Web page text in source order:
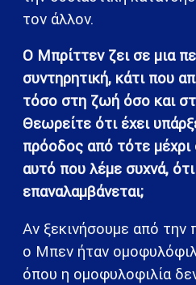
τον άλλον.
Ο Μπρίττεν ζει σε μια
συντηρητική, κάτι που
τόσο στη ζωή όσο και
Θεωρείτε ότι έχει
πρόοδος από τότε μέχρι
αυτό που λέμε συχνά, ότι
επαναλαμβάνεται;
Αν ξεκινήσουμε από
ο Μπεν ήταν
όπου η ομοφυλοφιλία